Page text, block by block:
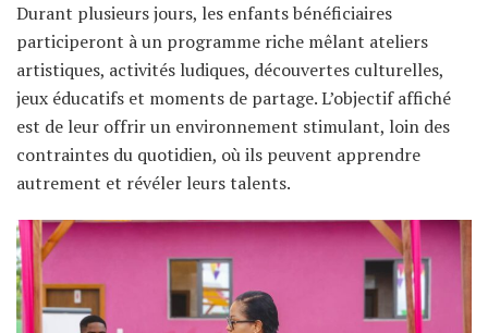
Durant plusieurs jours, les enfants bénéficiaires
participeront à un programme riche mêlant ateliers
artistiques, activités ludiques, découvertes culturelles,
jeux éducatifs et moments de partage. L’objectif affiché
est de leur offrir un environnement stimulant, loin des
contraintes du quotidien, où ils peuvent apprendre
autrement et révéler leurs talents.